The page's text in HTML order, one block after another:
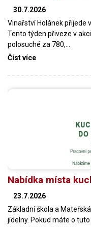
30.7.2026
Vinařství Holánek přijede
Tento týden přiveze v
polosuché za 780,…
Číst více
Nabídka místa
23.7.2026
Základní škola a
jídelny. Pokud máte o